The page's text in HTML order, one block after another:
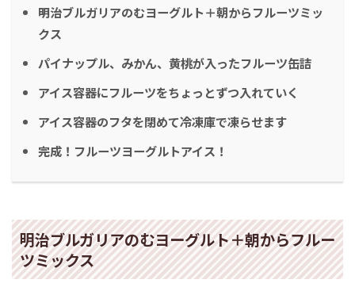
明治ブルガリアのむヨーグルト＋朝からフルーツミッ
クス
パイナップル、みかん、黄桃が入ったフルーツ缶詰
アイス容器にフルーツをちょっとずつ入れていく
アイス容器のフタを閉めて冷凍庫で凍らせます
完成！フルーツヨーグルトアイス！
明治ブルガリアのむヨーグルト＋朝からフルー
ツミックス